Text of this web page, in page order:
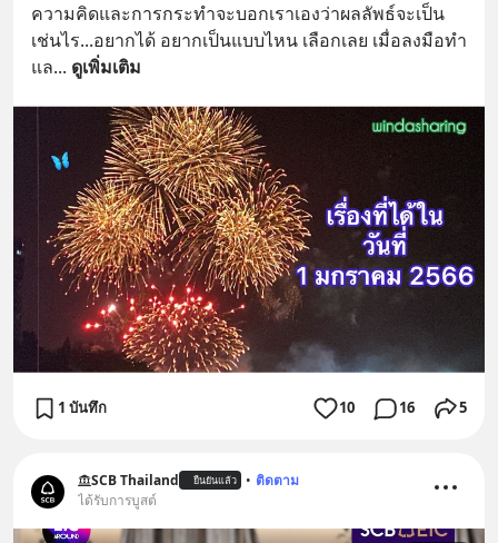
ความคิดและการกระทำจะบอกเราเองว่าผลลัพธ์จะเป็น
เช่นไร...อยากได้ อยากเป็นแบบไหน เลือกเลย เมื่อลงมือทำ
แล... ดูเพิ่มเติม
1 บันทึก 10 16 5
SCB Thailand ยืนยันแล้ว • ติดตาม
ได้รับการบูสต์